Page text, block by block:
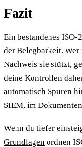
Fazit
Ein bestandenes ISO-
der Belegbarkeit.
Nachweis sie stützt,
deine Kontrollen
automatisch Spuren
SIEM, im
Wenn du tiefer
Grundlagen ordnen